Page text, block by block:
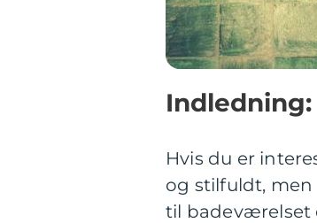
Indledning:
Hvis du er
og stilfuldt,
til badeværelset